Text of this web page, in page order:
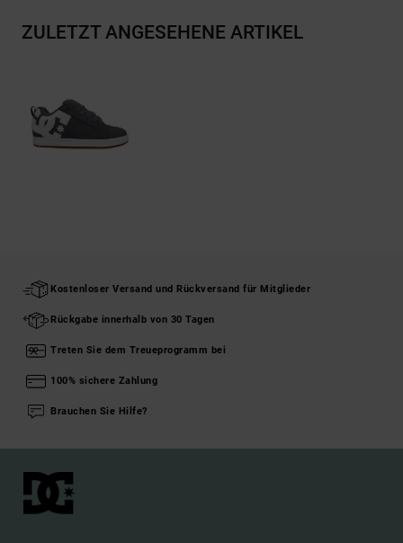
ZULETZT ANGESEHENE ARTIKEL
Kostenloser Versand und Rückversand für Mitglieder
Rückgabe innerhalb von 30 Tagen
Treten Sie dem Treueprogramm bei
100% sichere Zahlung
Brauchen Sie Hilfe?